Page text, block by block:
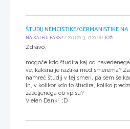
ŠTUDIJ NEMCISTIKE/GERMANISTIKE NA
NA KATERI FAKS? / 20.11.2013, 17:20 OD JOŽI
Zdravo,
mogoče kdo študira kaj od
ve, kakšna je razlika med smerema?
namreč študij v tej smeri, pa sem še
In, v kolikor kdo to študira, koliko
zaželjenega ob vpisu?
Vielen Dank! ;D